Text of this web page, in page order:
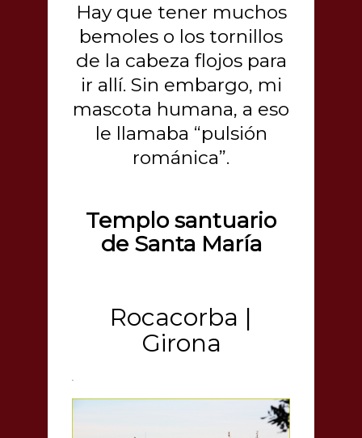
Hay que tener muchos
bemoles o los tornillos
de la cabeza flojos para
ir allí. Sin embargo, mi
mascota humana, a eso
le llamaba “pulsión
románica”.
Templo santuario
de Santa María
Rocacorba |
Girona